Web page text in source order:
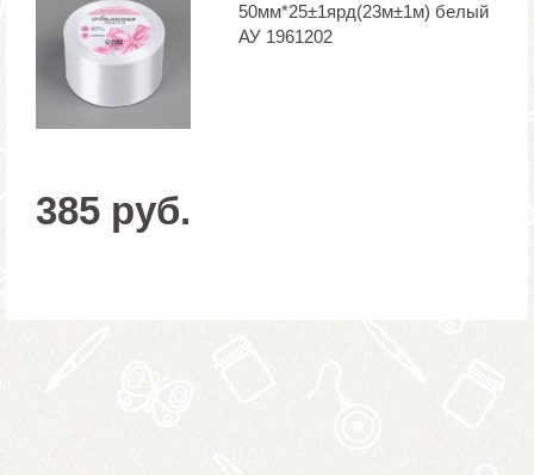
50мм*25±1ярд(23м±1м) белый
АУ 1961202
385 руб.